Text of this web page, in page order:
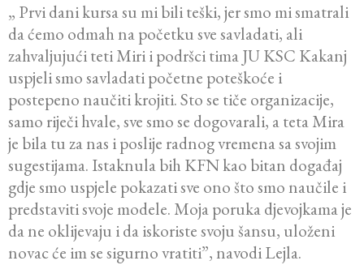
„ Prvi dani kursa su mi bili teški, jer smo mi smatrali
da ćemo odmah na početku sve savladati, ali
zahvaljujući teti Miri i podršci tima JU KSC Kakanj
uspjeli smo savladati početne poteškoće i
postepeno naučiti krojiti. Sto se tiče organizacije,
samo riječi hvale, sve smo se dogovarali, a teta Mira
je bila tu za nas i poslije radnog vremena sa svojim
sugestijama. Istaknula bih KFN kao bitan događaj
gdje smo uspjele pokazati sve ono što smo naučile i
predstaviti svoje modele. Moja poruka djevojkama je
da ne oklijevaju i da iskoriste svoju šansu, uloženi
novac će im se sigurno vratiti”, navodi Lejla.